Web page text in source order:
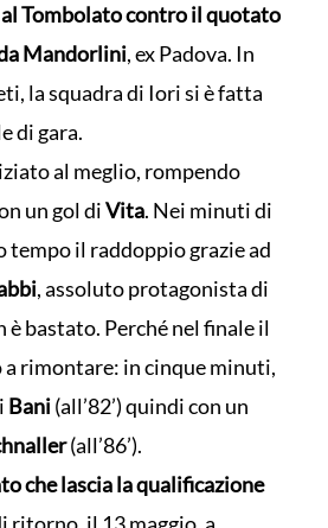
Tombolato contro il quotato
Mandorlini, ex Padova. In
la squadra di Iori si è fatta
di gara.
al meglio, rompendo
un gol diVita. Nei minuti di
tempo il raddoppio grazie ad
, assoluto protagonista di
bastato. Perché nel finale il
a rimontare: in cinque minuti,
Bani(all’82’) quindi con un
(all’86’).
che lascia la qualificazione